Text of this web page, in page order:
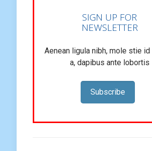
SIGN UP FOR
NEWSLETTER
Aenean ligula nibh, mole stie id
a, dapibus ante lobortis
Subscribe